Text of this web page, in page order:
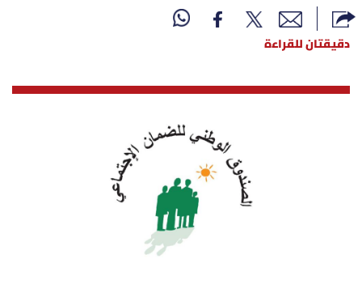
لبنان
دقيقتان للقراءة